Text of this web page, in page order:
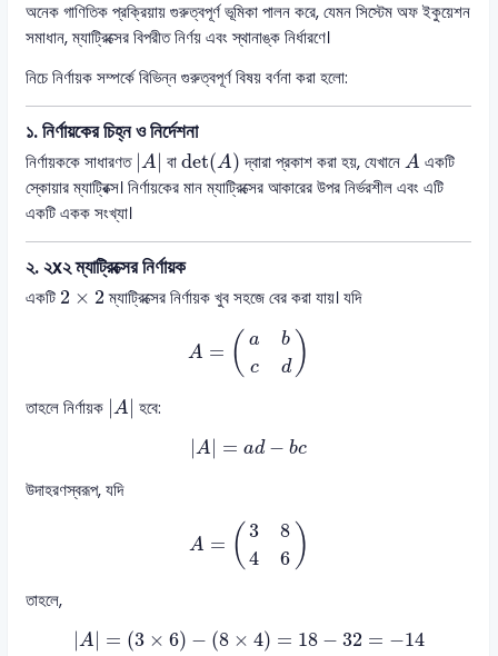
অনেক গাণিতিক প্রক্রিয়ায় গুরুত্বপূর্ণ ভূমিকা পালন করে, যেমন সিস্টেম অফ ইকুয়েশন
সমাধান, ম্যাট্রিক্সের বিপরীত নির্ণয় এবং স্থানাঙ্ক নির্ধারণে।
নিচে নির্ণায়ক সম্পর্কে বিভিন্ন গুরুত্বপূর্ণ বিষয় বর্ণনা করা হলো:
১. নির্ণায়কের চিহ্ন ও নির্দেশনা
নির্ণায়ককে সাধারণত |A
| A | বাdet(A)
det (A )
দ্বারা প্রকাশ করা হয়, যেখানেA
A একটি
স্কোয়ার ম্যাট্রিক্স। নির্ণায়কের মান ম্যাট্রিক্সের আকারের উপর নির্ভরশীল এবং এটি
একটি একক সংখ্যা।
২. ২x২ ম্যাট্রিক্সের নির্ণায়ক
একটি 2 × 2
2 ×2 ম্যাট্রিক্সের নির্ণায়ক খুব সহজে বের করা যায়। যদি
A = ( a
b
c
d )
a d )
তাহলে নির্ণায়ক |A
| A | হবে:
|A = ad − bc
|A = ad− c
উদাহরণস্বরূপ, যদি
A = ( 3
8
4
6 )
38 6)
তাহলে,
A = (3 × 6) − (8 × 4) = 18 − 32 = −14
A|= (3× −(8× 4) 18− 32=−